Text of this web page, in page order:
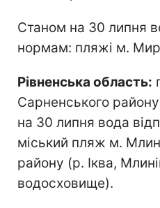
Станом на 30 липня
нормам: пляжі м.
Рівненська область:
Сарненського
на 30 липня вода
міський пляж м.
району (р. Іква,
водосховище).